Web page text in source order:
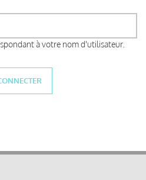
à votre nom d'utilisateur.